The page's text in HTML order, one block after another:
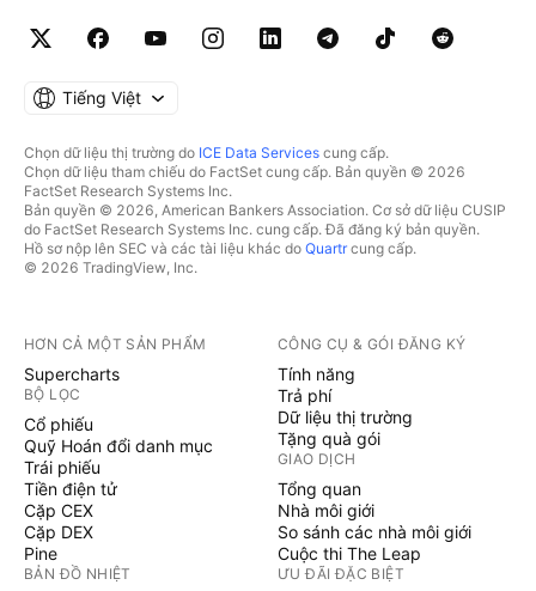
Tiếng Việt
Chọn dữ liệu thị trường do ICE Data Services cung cấp.
Chọn dữ liệu tham chiếu do FactSet cung cấp. Bản quyền © 2026
FactSet Research Systems Inc.
Bản quyền © 2026, American Bankers Association. Cơ sở dữ liệu CUSIP
do FactSet Research Systems Inc. cung cấp. Đã đăng ký bản quyền.
Hồ sơ nộp lên SEC và các tài liệu khác do Quartrcung cấp.
© 2026 TradingView, Inc.
HƠN CẢ MỘT SẢN PHẨM
Supercharts
BỘ LỌC
Cổ phiếu
Quỹ Hoán đổi danh mục
Trái phiếu
Tiền điện tử
Cặp CEX
Cặp DEX
Pine
BẢN ĐỒ NHIỆT
CÔNG CỤ & GÓI ĐĂNG KÝ
Tính năng
Trả phí
Dữ liệu thị trường
Tặng quà gói
GIAO DỊCH
Tổng quan
Nhà môi giới
So sánh các nhà môi giới
Cuộc thi The Leap
ƯU ĐÃI ĐẶC BIỆT